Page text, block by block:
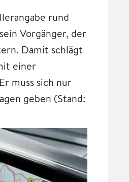
rund
Vorgänger, der
Damit schlägt
einer
muss sich nur
geben (Stand: